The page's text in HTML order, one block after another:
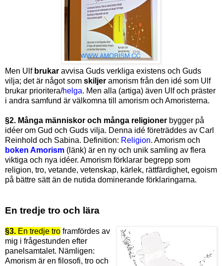
Men Ulf brukar avvisa Guds verkliga existens och Guds
vilja; det är något som skiljer amorism från den idé som Ulf
brukar prioritera/helga. Men alla (artiga) även Ulf och präster
i andra samfund är välkomna till amorism och Amoristerna.
§2. Många människor och många religioner bygger på
idéer om Gud och Guds vilja. Denna idé företräddes av Carl
Reinhold och Sabina. Definition: Religion. Amorism och
boken Amorism (länk) är en ny och unik samling av flera
viktiga och nya idéer. Amorism förklarar begrepp som
religion, tro, vetande, vetenskap, kärlek, rättfärdighet, egoism
på bättre sätt än de nutida dominerande förklaringarna.
En tredje tro och lära
§3. En tredje tro framfördes av
mig i frågestunden efter
panelsamtalet. Nämligen:
Amorism är en filosofi, tro och